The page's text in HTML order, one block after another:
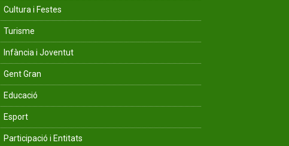
Cultura i Festes
Turisme
Infància i Joventut
Gent Gran
Educació
Esport
Participació i Entitats